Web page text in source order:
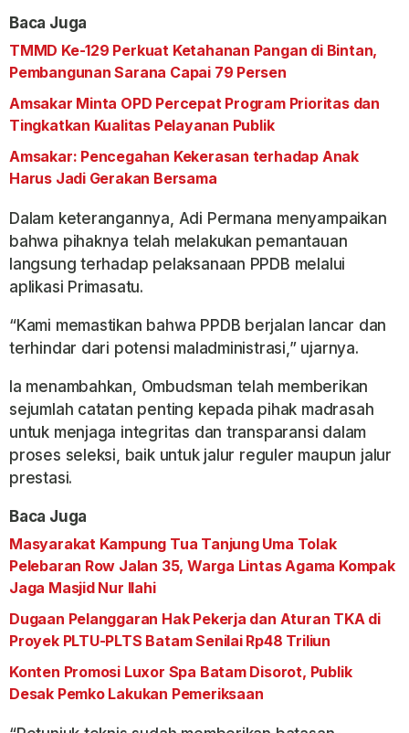
Baca Juga
TMMD Ke-129 Perkuat Ketahanan Pangan di Bintan,
Pembangunan Sarana Capai 79 Persen
Amsakar Minta OPD Percepat Program Prioritas dan
Tingkatkan Kualitas Pelayanan Publik
Amsakar: Pencegahan Kekerasan terhadap Anak
Harus Jadi Gerakan Bersama
Dalam keterangannya, Adi Permana menyampaikan
bahwa pihaknya telah melakukan pemantauan
langsung terhadap pelaksanaan PPDB melalui
aplikasi Primasatu.
“Kami memastikan bahwa PPDB berjalan lancar dan
terhindar dari potensi maladministrasi,” ujarnya.
Ia menambahkan, Ombudsman telah memberikan
sejumlah catatan penting kepada pihak madrasah
untuk menjaga integritas dan transparansi dalam
proses seleksi, baik untuk jalur reguler maupun jalur
prestasi.
Baca Juga
Masyarakat Kampung Tua Tanjung Uma Tolak
Pelebaran Row Jalan 35, Warga Lintas Agama Kompak
Jaga Masjid Nur Ilahi
Dugaan Pelanggaran Hak Pekerja dan Aturan TKA di
Proyek PLTU-PLTS Batam Senilai Rp48 Triliun
Konten Promosi Luxor Spa Batam Disorot, Publik
Desak Pemko Lakukan Pemeriksaan